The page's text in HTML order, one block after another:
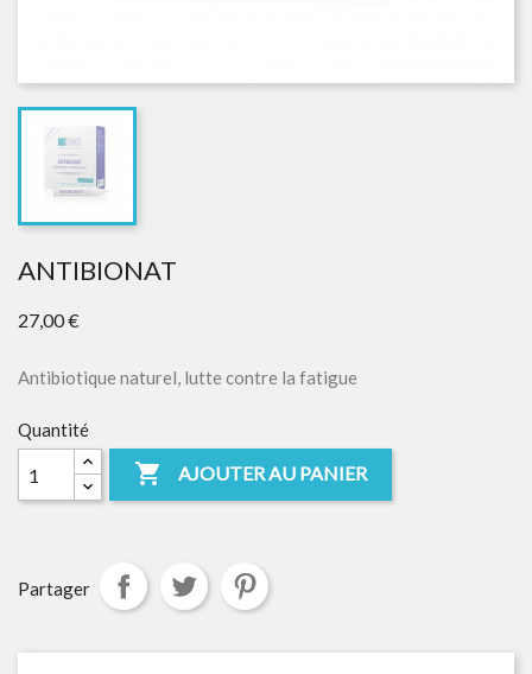
ANTIBIONAT
27,00 €
Antibiotique naturel, lutte contre la fatigue
Quantité
 AJOUTER AU PANIER
Partager